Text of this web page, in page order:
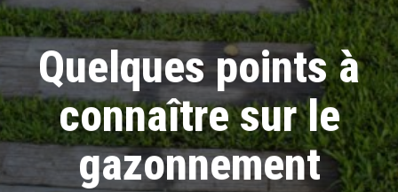
Quelques points à
connaître sur le
gazonnement